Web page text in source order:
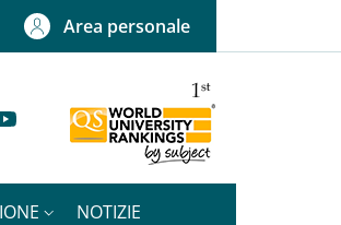
LINGUA: CURRENT LANGUAGE
Area personale
YouTube
NOTIZIE